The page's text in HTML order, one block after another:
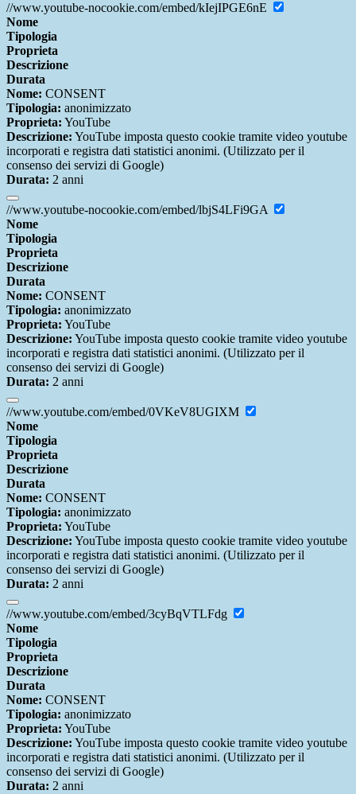
//www.youtube-nocookie.com/embed/kIejIPGE6nE
Nome
Tipologia
Proprieta
Descrizione
Durata
Nome: CONSENT
Tipologia: anonimizzato
Proprieta: YouTube
Descrizione: YouTube imposta questo cookie tramite video youtube
incorporati e registra dati statistici anonimi. (Utilizzato per il
consenso dei servizi di Google)
Durata: 2 anni
//www.youtube-nocookie.com/embed/lbjS4LFi9GA
Nome
Tipologia
Proprieta
Descrizione
Durata
Nome: CONSENT
Tipologia: anonimizzato
Proprieta: YouTube
Descrizione: YouTube imposta questo cookie tramite video youtube
incorporati e registra dati statistici anonimi. (Utilizzato per il
consenso dei servizi di Google)
Durata: 2 anni
//www.youtube.com/embed/0VKeV8UGIXM
Nome
Tipologia
Proprieta
Descrizione
Durata
Nome: CONSENT
Tipologia: anonimizzato
Proprieta: YouTube
Descrizione: YouTube imposta questo cookie tramite video youtube
incorporati e registra dati statistici anonimi. (Utilizzato per il
consenso dei servizi di Google)
Durata: 2 anni
//www.youtube.com/embed/3cyBqVTLFdg
Nome
Tipologia
Proprieta
Descrizione
Durata
Nome: CONSENT
Tipologia: anonimizzato
Proprieta: YouTube
Descrizione: YouTube imposta questo cookie tramite video youtube
incorporati e registra dati statistici anonimi. (Utilizzato per il
consenso dei servizi di Google)
Durata: 2 anni